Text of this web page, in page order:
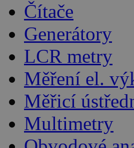
Čítače
Generátory
LCR metry
Měření el.
Měřicí
Multimetry